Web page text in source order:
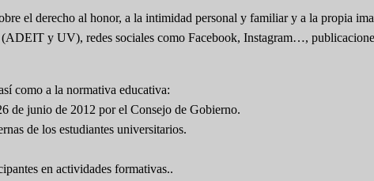
el derecho al honor, a la intimidad personal y familiar y a la propia
y UV), redes sociales como Facebook, Instagram…,
como a la normativa educativa:
de junio de 2012 por el Consejo de Gobierno.
de los estudiantes universitarios.
en actividades formativas..